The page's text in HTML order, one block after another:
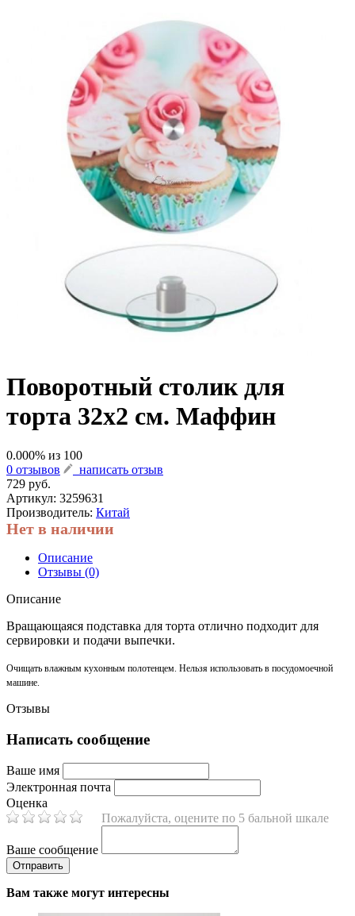
Поворотный столик для
торта 32х2 см. Маффин
0.000% из 100
0 отзывов
написать отзыв
729 руб.
Артикул: 3259631
Производитель: Китай
Нет в наличии
Описание
Отзывы (0)
Описание
Вращающаяся подставка для торта отлично подходит для
сервировки и подачи выпечки.
Очищать влажным кухонным полотенцем. Нельзя использовать в посудомоечной
машине.
Отзывы
Написать сообщение
Ваше имя
Электронная почта
Оценка
Пожалуйста, оцените по 5 бальной шкале
Ваше сообщение
Вам также могут интересны